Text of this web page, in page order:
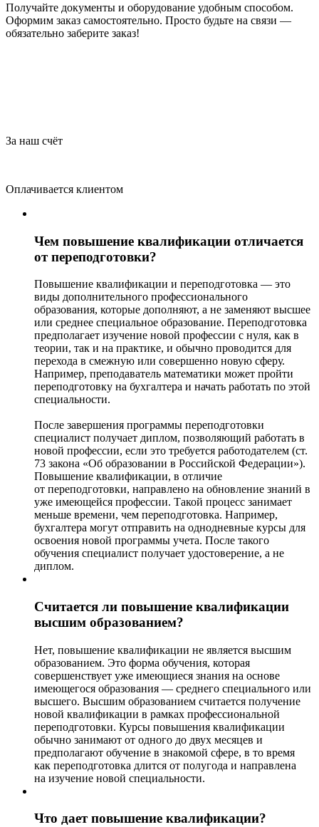
Получайте документы и оборудование удобным способом.
Оформим заказ самостоятельно. Просто будьте на связи —
обязательно заберите заказ!
За наш счёт
Оплачивается клиентом
Чем повышение квалификации отличается
от переподготовки?
Повышение квалификации и переподготовка — это
виды дополнительного профессионального
образования, которые дополняют, а не заменяют высшее
или среднее специальное образование. Переподготовка
предполагает изучение новой профессии с нуля, как в
теории, так и на практике, и обычно проводится для
перехода в смежную или совершенно новую сферу.
Например, преподаватель математики может пройти
переподготовку на бухгалтера и начать работать по этой
специальности.
После завершения программы переподготовки
специалист получает диплом, позволяющий работать в
новой профессии, если это требуется работодателем (ст.
73 закона «Об образовании в Российской Федерации»).
Повышение квалификации, в отличие
от переподготовки, направлено на обновление знаний в
уже имеющейся профессии. Такой процесс занимает
меньше времени, чем переподготовка. Например,
бухгалтера могут отправить на однодневные курсы для
освоения новой программы учета. После такого
обучения специалист получает удостоверение, а не
диплом.
Считается ли повышение квалификации
высшим образованием?
Нет, повышение квалификации не является высшим
образованием. Это форма обучения, которая
совершенствует уже имеющиеся знания на основе
имеющегося образования — среднего специального или
высшего. Высшим образованием считается получение
новой квалификации в рамках профессиональной
переподготовки. Курсы повышения квалификации
обычно занимают от одного до двух месяцев и
предполагают обучение в знакомой сфере, в то время
как переподготовка длится от полугода и направлена
на изучение новой специальности.
Что дает повышение квалификации?